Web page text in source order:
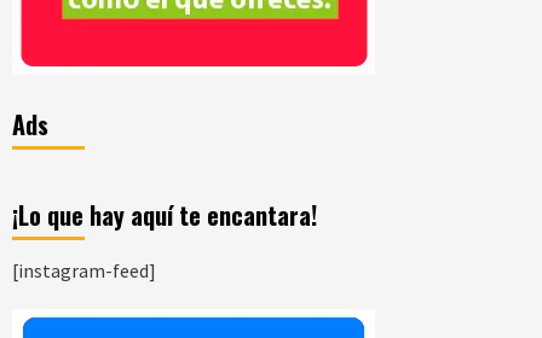
Ads
¡Lo que hay aquí te encantara!
[instagram-feed]